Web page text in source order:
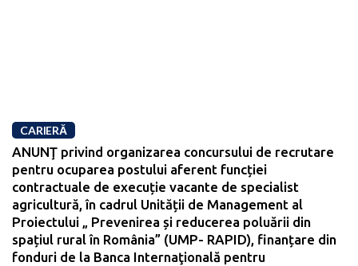
CARIERĂ
ANUNŢ privind organizarea concursului de recrutare
pentru ocuparea postului aferent funcției
contractuale de execuție vacante de specialist
agricultură, în cadrul Unității de Management al
Proiectului „ Prevenirea și reducerea poluării din
spațiul rural în România” (UMP- RAPID), finanțare din
fonduri de la Banca Internaţională pentru